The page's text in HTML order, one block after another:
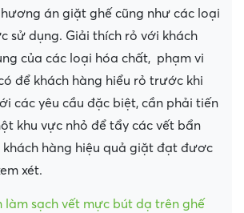
án giặt ghế cũng như các loại
sử dụng. Giải thích rỏ với khách
của các loại hóa chất, phạm vi
để khách hàng hiểu rỏ trước khi
các yêu cầu đặc biệt, cần phải tiến
khu vực nhỏ để tẩy các vết bẩn
khách hàng hiệu quả giặt đạt đươc
xét.
làm sạch vết mực bút dạ trên ghế